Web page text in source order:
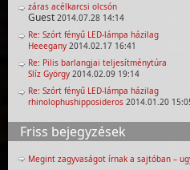
záras acélkarcsi olcsón
Guest 2014.07.28 14:14
Re: Szórt fényű LED-lámpa házilag
Heeegany 2014.02.17 16:41
Re: Pilis barlangjai teljesítménytúra
Slíz György 2014.02.09 19:14
Re: Szórt fényű LED-lámpa házilag
rhinolophushipposideros 2014.01.20
Friss bejegyzések
Megint zagyvaságot írnak a sajtóban –